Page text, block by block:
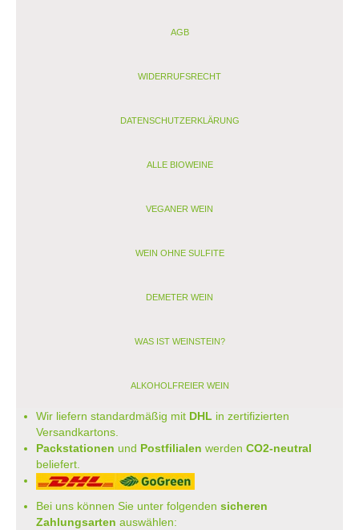
AGB
WIDERRUFSRECHT
DATENSCHUTZERKLÄRUNG
ALLE BIOWEINE
VEGANER WEIN
WEIN OHNE SULFITE
DEMETER WEIN
WAS IST WEINSTEIN?
ALKOHOLFREIER WEIN
Wir liefern standardmäßig mit DHL in zertifizierten
Versandkartons.
Packstationen und Postfilialen werden CO2-neutral
beliefert.
Bei uns können Sie unter folgenden sicheren
Zahlungsarten auswählen: